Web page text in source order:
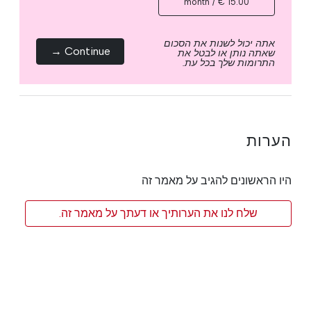
אתה יכול לשנות את הסכום
שאתה נותן או לבטל את
התרומות שלך בכל עת.
Continue →
הערות
היו הראשונים להגיב על מאמר זה
שלח לנו את הערותיך או דעתך על מאמר זה.